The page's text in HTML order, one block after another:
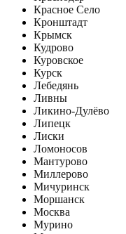
Красное Село
Кронштадт
Крымск
Кудрово
Куровское
Курск
Лебедянь
Ливны
Ликино-Дулёво
Липецк
Лиски
Ломоносов
Мантурово
Миллерово
Мичуринск
Моршанск
Москва
Мурино